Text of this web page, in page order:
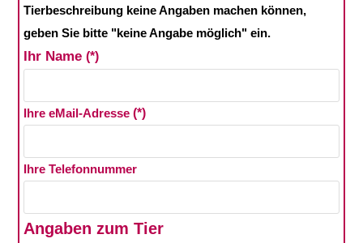
Tierbeschreibung keine Angaben machen können,
geben Sie bitte "keine Angabe möglich" ein.
Ihr Name(*)
Ihre eMail-Adresse (*)
Ihre Telefonnummer
Angaben zum Tier